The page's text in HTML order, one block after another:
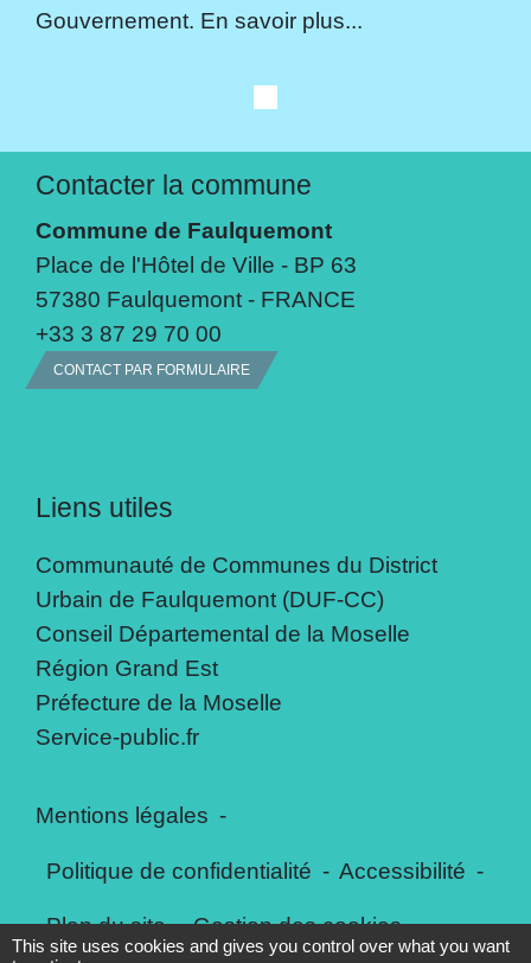
Gouvernement. En savoir plus...
Contacter la commune
Commune de Faulquemont
Place de l'Hôtel de Ville - BP 63
57380 Faulquemont - FRANCE
+33 3 87 29 70 00
CONTACT PAR FORMULAIRE
Liens utiles
Communauté de Communes du District
Urbain de Faulquemont (DUF-CC)
Conseil Départemental de la Moselle
Région Grand Est
Préfecture de la Moselle
Service-public.fr
Mentions légales -
Politique de confidentialité - Accessibilité -
Plan du site - Gestion des cookies
This site uses cookies and gives you control over what you want